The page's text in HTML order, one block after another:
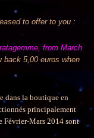
to offer to you :
from March
5,00 euros when
dans la boutique en
principalement
Février-Mars 2014 sont